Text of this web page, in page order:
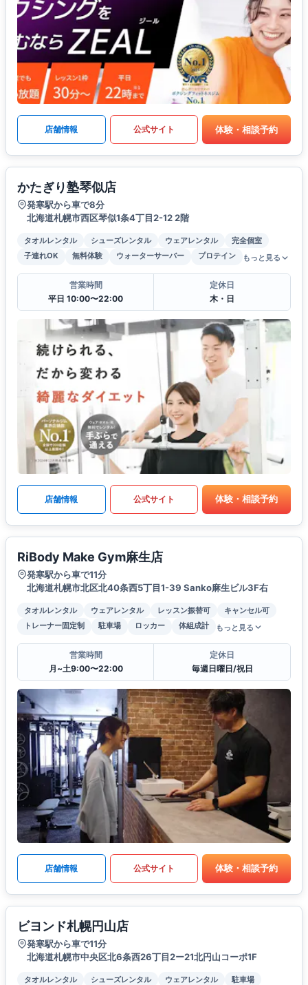
店舗情報 公式サイト 体験・相談予約
かたぎり塾琴似店
発寒駅から車で8分
北海道札幌市西区琴似1条4丁目2-12 2階
タオルレンタル シューズレンタル ウェアレンタル
完全個室
子連れOK
無料体験 ウォーターサーバー プロテイン もっと見る
営業時間
平日 10:00〜22:00
定休日
木・日
店舗情報 公式サイト 体験・相談予約
RiBody Make Gym麻生店
発寒駅から車で11分
北海道札幌市北区北40条西5丁目1-39 Sanko麻生ビル3F右
タオルレンタル ウェアレンタル レッスン振替可
キャンセル可
トレーナー固定制
駐車場 ロッカー 体組成計 もっと見る
営業時間
月~土9:00〜22:00
定休日
毎週日曜日/祝日
店舗情報 公式サイト 体験・相談予約
ビヨンド札幌円山店
発寒駅から車で11分
北海道札幌市中央区北6条西26丁目2ー21北円山コーポ1F
タオルレンタル シューズレンタル ウェアレンタル
駐車場